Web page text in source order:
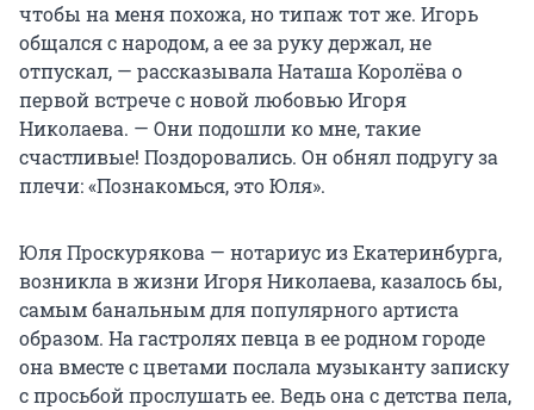
чтобы на меня похожа, но типаж тот же. Игорь
общался с народом, а ее за руку держал, не
отпускал, — рассказывала Наташа Королёва о
первой встрече с новой любовью Игоря
Николаева. — Они подошли ко мне, такие
счастливые! Поздоровались. Он обнял подругу за
плечи: «Познакомься, это Юля».
Юля Проскурякова — нотариус из Екатеринбурга,
возникла в жизни Игоря Николаева, казалось бы,
самым банальным для популярного артиста
образом. На гастролях певца в ее родном городе
она вместе с цветами послала музыканту записку
с просьбой прослушать ее. Ведь она с детства пела,